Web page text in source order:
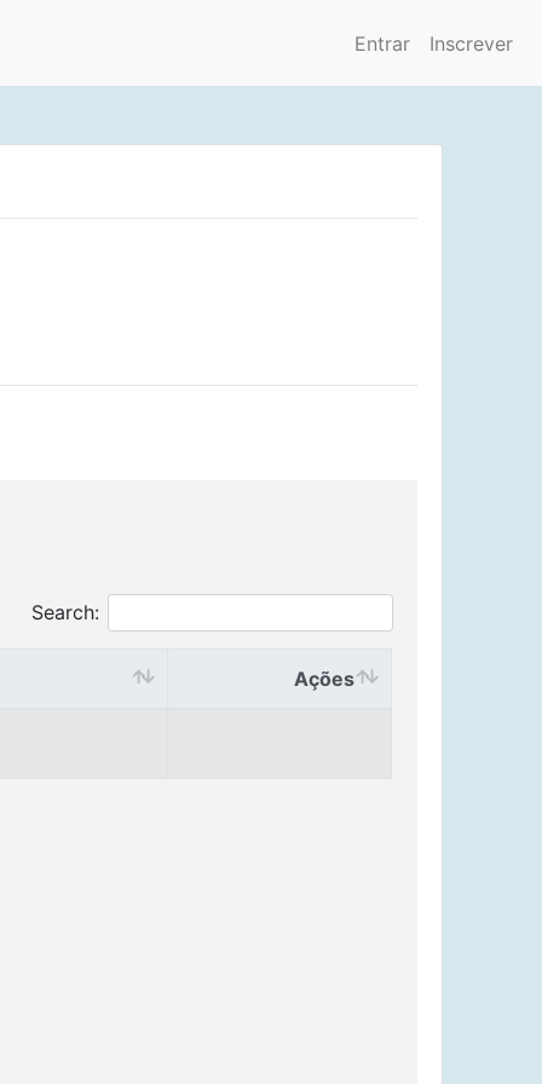
Entrar Inscrever
Search:
Ações